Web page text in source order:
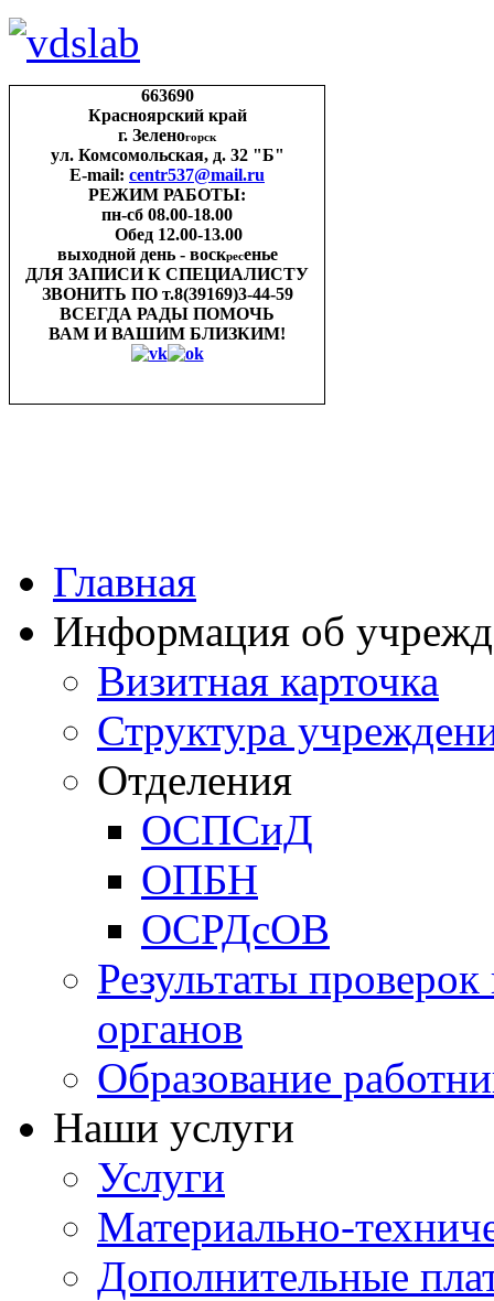
663690
Красноярский край
г. Зеленогорск
ул. Комсомольская, д. 32 "Б"
E-mail: centr537@mail.ru
РЕЖИМ РАБОТЫ:
пн-cб 08.00-18.00
Обед 12.00-13.00
выходной день - воскресенье
ДЛЯ ЗАПИСИК СПЕЦИАЛИСТУ
ЗВОНИТЬ ПО т.8(39169)3-44-59
ВСЕГДА РАДЫ ПОМОЧЬ
ВАМ И ВАШИМ БЛИЗКИМ!
Главная
Информация об
Визитная карточка
Структура
Отделения
ОСПСиД
ОПБН
ОСРДсОВ
Результаты
органов
Образование
Наши услуги
Услуги
Материально-
Дополнительные